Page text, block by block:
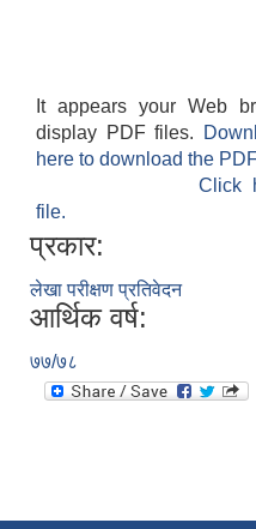
It appears your Web
display PDF files.
here to download the
Click
file.
प्रकार:
लेखा परीक्षण प्रतिवेदन
आर्थिक वर्ष:
७७/७८